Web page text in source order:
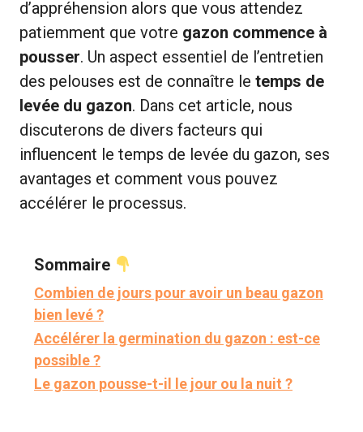
d’appréhension alors que vous attendez
patiemment que votre gazon commence à
pousser. Un aspect essentiel de l’entretien
des pelouses est de connaître le temps de
levée du gazon. Dans cet article, nous
discuterons de divers facteurs qui
influencent le temps de levée du gazon, ses
avantages et comment vous pouvez
accélérer le processus.
Sommaire
Combien de jours pour avoir un beau gazon
bien levé ?
Accélérer la germination du gazon : est-ce
possible ?
Le gazon pousse-t-il le jour ou la nuit ?